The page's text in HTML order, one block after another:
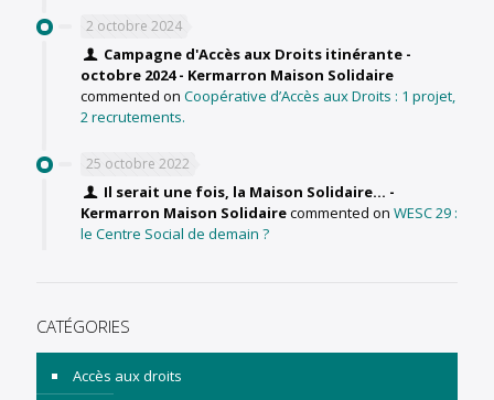
2 octobre 2024
Campagne d'Accès aux Droits itinérante -
octobre 2024 - Kermarron Maison Solidaire
commented on Coopérative d’Accès aux Droits : 1 projet,
2 recrutements.
25 octobre 2022
Il serait une fois, la Maison Solidaire... -
Kermarron Maison Solidairecommented on WESC 29 :
le Centre Social de demain ?
CATÉGORIES
Accès aux droits